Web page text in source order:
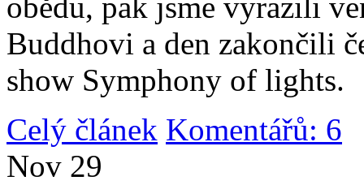
obědu, pak jsme vyrazili
Buddhovi a den zakončili
show Symphony of lights.
Celý článek Komentářů: 6
Nov 29